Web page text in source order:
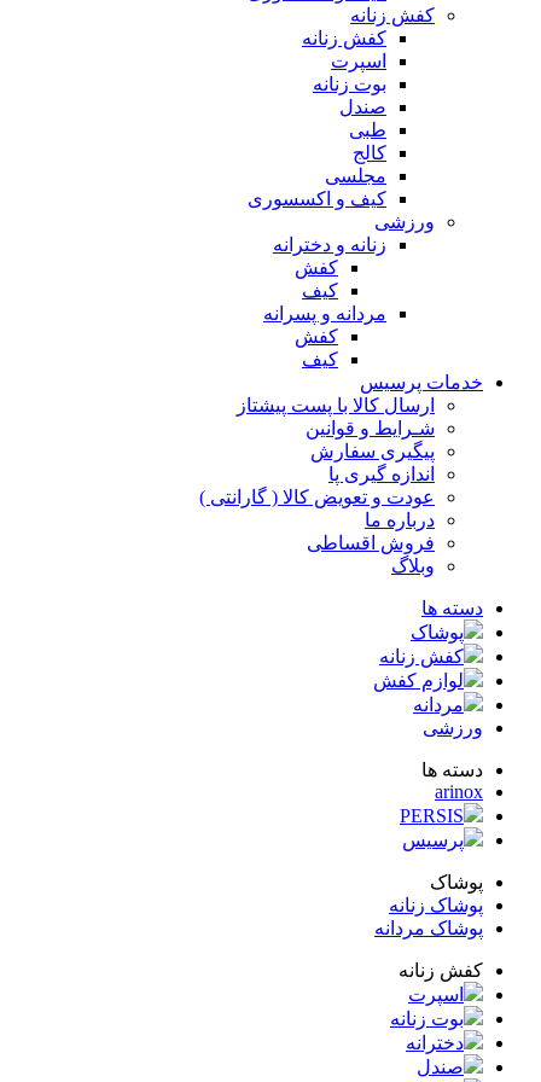
کفش زنانه
کفش زنانه
اسپرت
بوت زنانه
مجلسی
کیف و اکسسوری
ورزشی
زنانه و دخترانه
مردانه و پسرانه
پرسیس
ارسال کالا با پست پیشتاز
شـرایط و قوانین
پیگیری سفارش
اندازه گیری پا
عودت و تعویض کالا ( گارانتی )
درباره ما
فروش اقساطی
ها
پوشاک
کفش زنانه
لوازم کفش
مردانه
ها
PERSIS
پرسیس
زنانه
مردانه
زنانه
اسپرت
بوت زنانه
دخترانه
صندل